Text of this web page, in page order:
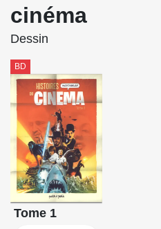
cinéma
Dessin
BD
Tome 1